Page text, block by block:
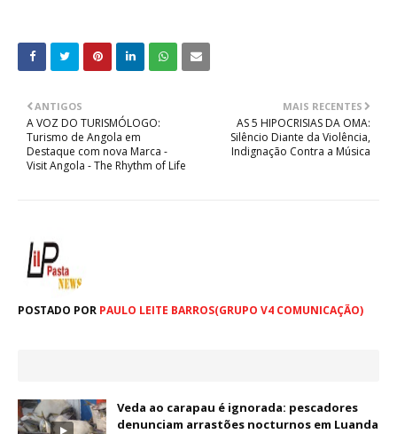
MAIS RECENTES
AS 5 HIPOCRISIAS DA OMA:
Silêncio Diante da Violência,
Indignação Contra a Música
ANTIGOS
A VOZ DO TURISMÓLOGO:
Turismo de Angola em
Destaque com nova Marca -
Visit Angola - The Rhythm of Life
POSTADO POR PAULO LEITE BARROS(GRUPO V4 COMUNICAÇÃO)
Veda ao carapau é ignorada: pescadores
denunciam arrastões nocturnos em Luanda